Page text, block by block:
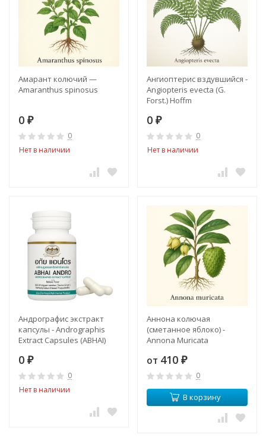
Амарант колючий —
Amaranthus spinosus
0 ₽
0
Нет в наличии
Ангиоптерис вздувшийся -
Angiopteris evecta (G.
Forst.) Hoffm
0 ₽
0
Нет в наличии
Андрографис экстракт
капсулы - Andrographis
Extract Capsules (ABHAI)
0 ₽
0
Нет в наличии
Аннона колючая
(сметанное яблоко) -
Annona Muricata
от 410 ₽
0
В корзину